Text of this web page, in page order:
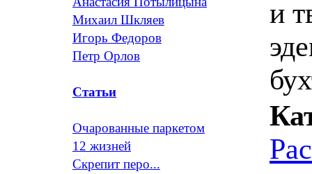
Михаил Шкляев
Игорь Федоров
Петр Орлов
Статьи
Очарованные паркетом
12 жизней
Скрепит перо...
и